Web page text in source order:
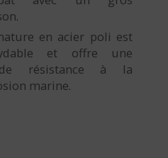
en acier poli est
et offre une
résistance à la
marine.